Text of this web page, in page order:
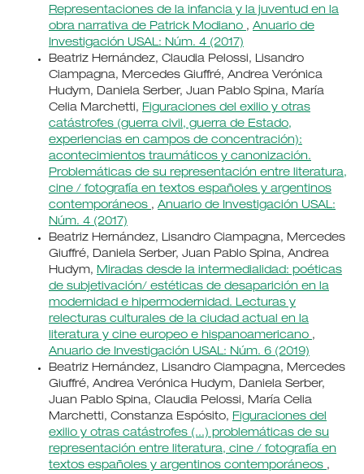
Representaciones de la infancia y la juventud en la
obra narrativa de Patrick Modiano , Anuario de
Investigación USAL: Núm. 4 (2017)
Beatriz Hernández, Claudia Pelossi, Lisandro
Ciampagna, Mercedes Giuffré, Andrea Verónica
Hudym, Daniela Serber, Juan Pablo Spina, María
Celia Marchetti, Figuraciones del exilio y otras
catástrofes (guerra civil, guerra de Estado,
experiencias en campos de concentración):
acontecimientos traumáticos y canonización.
Problemáticas de su representación entre literatura,
cine / fotografía en textos españoles y argentinos
contemporáneos , Anuario de Investigación USAL:
Núm. 4 (2017)
Beatriz Hernández, Lisandro Ciampagna, Mercedes
Giuffré, Daniela Serber, Juan Pablo Spina, Andrea
Hudym, Miradas desde la intermedialidad: poéticas
de subjetivación/ estéticas de desaparición en la
modernidad e hipermodernidad. Lecturas y
relecturas culturales de la ciudad actual en la
literatura y cine europeo e hispanoamericano ,
Anuario de Investigación USAL: Núm. 6 (2019)
Beatriz Hernández, Lisandro Ciampagna, Mercedes
Giuffré, Andrea Verónica Hudym, Daniela Serber,
Juan Pablo Spina, Claudia Pelossi, María Celia
Marchetti, Constanza Espósito, Figuraciones del
exilio y otras catástrofes (...) problemáticas de su
representación entre literatura, cine / fotografía en
textos españoles y argentinos contemporáneos ,